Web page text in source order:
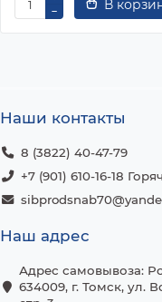
В
Наши контакты
8 (3822) 40-47-79
+7 (901) 610-16-18
Наш адрес
Адрес самовывоза:
634009, г. Томск, ул.